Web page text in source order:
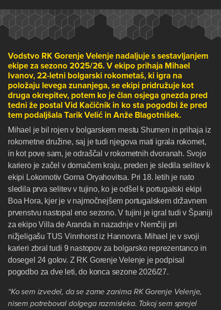
Vodstvo RK Gorenje Velenje nadaljuje s sestavljanjem
ekipe za sezono 2025/26. V ekipo prihaja Mihael
Ivanov, 22-letni bolgarski rokometaš, ki igra na
položaju levega zunanjega, se ekipi pridružuje kot
druga okrepitev, potem ko je član osjega gnezda pred
tedni že postal Vid Kačičnik in ko sta pogodbi že pred
tem podaljšala Tarik Velić in Anže Blagotnišek.
Mihael je bil rojen v bolgarskem mestu Shumen in prihaja iz
rokometne družine, saj je tudi njegova mati igrala rokomet,
in kot pove sam, je odraščal v rokometnih dvoranah. Svojo
kariero je začel v domačem kraju, preden je sledila selitev k
ekipi Lokomotiv Gorna Oryahovitsa. Pri 18. letih je nato
sledila prva selitev v tujino, ko je odšel k portugalski ekipi
Boa Hora, kjer je v najmočnejšem portugalskem državnem
prvenstvu nastopal eno sezono. V tujini je igral tudi v Španiji
za ekipo Villa de Aranda in nazadnje v Nemčiji pri
nižjeligašu TUS Vinnhorst iz Hannovra. Mihael je v svoji
karieri zbral tudi 9 nastopov za bolgarsko reprezentanco in
dosegel 24 golov. Z RK Gorenje Velenje je podpisal
pogodbo za dve leti, do konca sezone 2026/27.
“Ko sem izvedel, da se zame zanima RK Gorenje Velenje,
nisem potreboval dolgega razmisleka. Takoj sem sprejel